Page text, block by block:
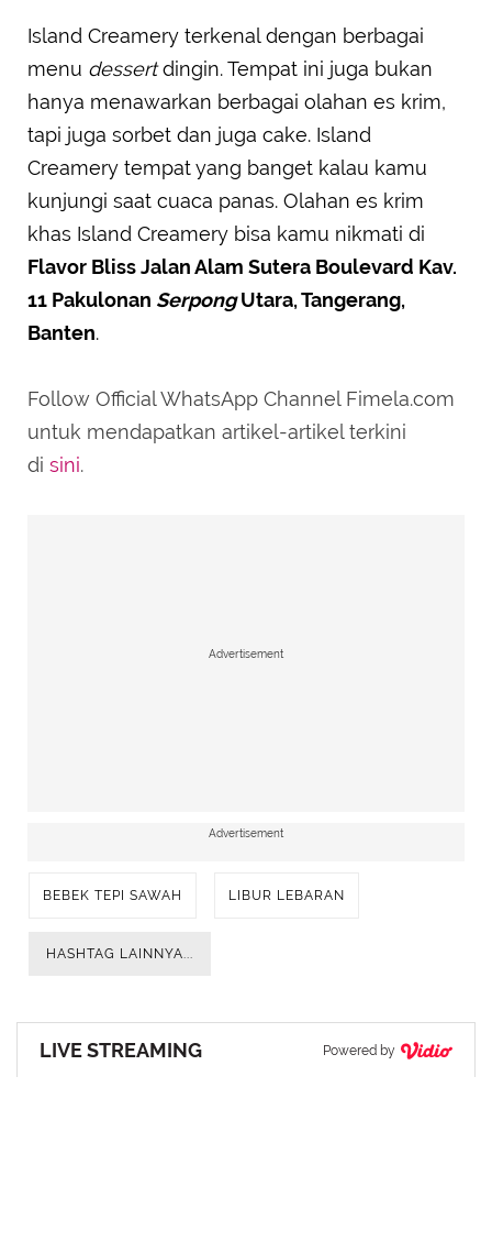
Island Creamery terkenal dengan berbagai
menu dessertdingin. Tempat ini juga bukan
hanya menawarkan berbagai olahan es krim,
tapi juga sorbet dan juga cake. Island
Creamery tempat yang banget kalau kamu
kunjungi saat cuaca panas. Olahan es krim
khas Island Creamery bisa kamu nikmati di
Flavor Bliss Jalan Alam Sutera Boulevard Kav.
11 Pakulonan SerpongUtara, Tangerang,
Banten.
Follow Official WhatsApp Channel Fimela.com
untuk mendapatkan artikel-artikel terkini
di sini.
Advertisement
Advertisement
BEBEK TEPI SAWAH LIBUR LEBARAN
HASHTAG LAINNYA...
LIVE STREAMING Powered by